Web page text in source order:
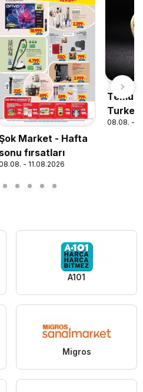
Market - Hafta
sonu fırsatları
- 11.08.2026
Temu
Turkey
08.08. -
A101
Migros